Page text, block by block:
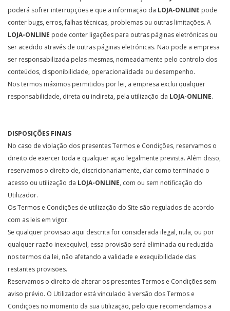
poderá sofrer interrupções e que a informação da LOJA-ONLINE pode
conter bugs, erros, falhas técnicas, problemas ou outras limitações. A
LOJA-ONLINE pode conter ligações para outras páginas eletrónicas ou
ser acedido através de outras páginas eletrónicas. Não pode a empresa
ser responsabilizada pelas mesmas, nomeadamente pelo controlo dos
conteúdos, disponibilidade, operacionalidade ou desempenho.
Nos termos máximos permitidos por lei, a empresa exclui qualquer
responsabilidade, direta ou indireta, pela utilização da LOJA-ONLINE.
DISPOSIÇÕES FINAIS
No caso de violação dos presentes Termos e Condições, reservamos o
direito de exercer toda e qualquer ação legalmente prevista. Além disso,
reservamos o direito de, discricionariamente, dar como terminado o
acesso ou utilização da LOJA-ONLINE, com ou sem notificação do
Utilizador.
Os Termos e Condições de utilização do Site são regulados de acordo
com as leis em vigor.
Se qualquer provisão aqui descrita for considerada ilegal, nula, ou por
qualquer razão inexequível, essa provisão será eliminada ou reduzida
nos termos da lei, não afetando a validade e exequibilidade das
restantes provisões.
Reservamos o direito de alterar os presentes Termos e Condições sem
aviso prévio. O Utilizador está vinculado à versão dos Termos e
Condições no momento da sua utilização, pelo que recomendamos a